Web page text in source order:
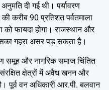
दी गई थी। पर्यावरण
करीब 90 प्रतिशत पर्वतमाला
को फायदा होगा। राजस्थान और
गहरा असर पड़ सकता है।
समूह और नागरिक समाज चिंतित
क्षेत्रों में अवैध खनन और
पूर्व वन अधिकारी आर.पी. बलवान